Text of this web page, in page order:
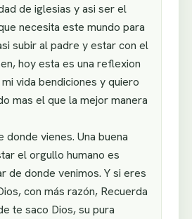
de iglesias y asi ser el
necesita este mundo para
subir al padre y estar con el
hoy esta es una reflexion
vida bendiciones y quiero
mas el que la mejor manera
donde vienes. Una buena
el orgullo humano es
de donde venimos. Y si eres
con más razón, Recuerda
te saco Dios, su pura